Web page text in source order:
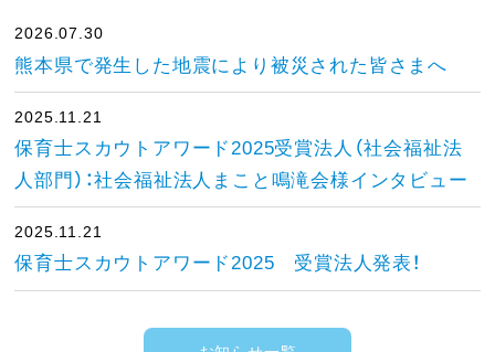
2026.07.30
熊本県で発生した地震により被災された皆さまへ
2025.11.21
保育士スカウトアワード2025受賞法人（社会福祉法
人部門）：社会福祉法人まこと鳴滝会様インタビュー
2025.11.21
保育士スカウトアワード2025 受賞法人発表！